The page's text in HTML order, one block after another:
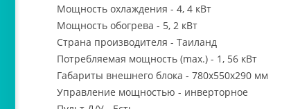
Мощность охлаждения - 4, 4 кВт
Мощность обогрева - 5, 2 кВт
Страна производителя - Таиланд
Потребляемая мощность (max.) - 1, 56 кВт
Габариты внешнего блока - 780x550x290 мм
Управление мощностью - инверторное